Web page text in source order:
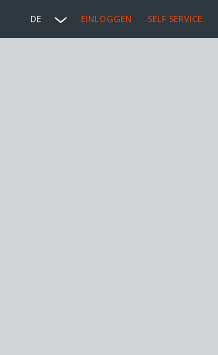
DE EINLOGGEN SELF SERVICE